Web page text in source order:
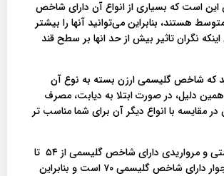
این است که بسیاری از انواع آن دارای شاخص
​​هستند، بنابراین می‌توانید آنها را بیشتر
نگران تاثیر بیش از حد انها بر سطح قند
که شاخص گلیسمی ارزن بسته به نوع آن
دلیل، در صورت ابتلا به دیابت، مصرف
در مقایسه با انواع دیگر آن برای شما مناسب تر
ارزن کوچک، انگشتی و مرواریدی دارای شاخص گلیسمی از ۵۴ تا
۶۸ هستند. ارزن جوار دارای شاخص گلیسمی ۷۰ است و بنابراین